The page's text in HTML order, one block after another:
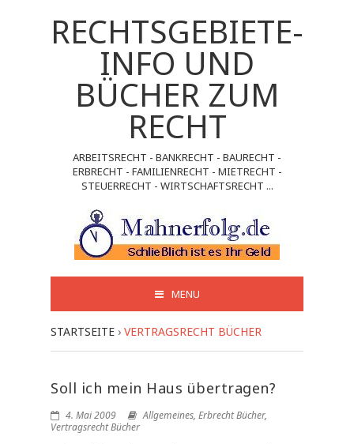
RECHTSGEBIETE-
INFO UND
BÜCHER ZUM
RECHT
ARBEITSRECHT - BANKRECHT - BAURECHT -
ERBRECHT - FAMILIENRECHT - MIETRECHT -
STEUERRECHT - WIRTSCHAFTSRECHT ...
MENU
STARTSEITE › VERTRAGSRECHT BÜCHER
Soll ich mein Haus übertragen?
4. Mai 2009 Allgemeines, Erbrecht Bücher,
Vertragsrecht Bücher